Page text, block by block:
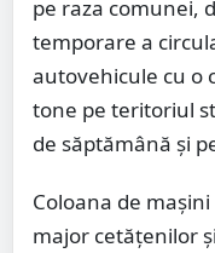
pe raza comunei,
temporare a
autovehicule cu o
tone pe teritoriul
de săptămână și
Coloana de
major cetățenilor